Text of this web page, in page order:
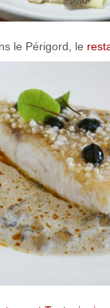
le Périgord, le